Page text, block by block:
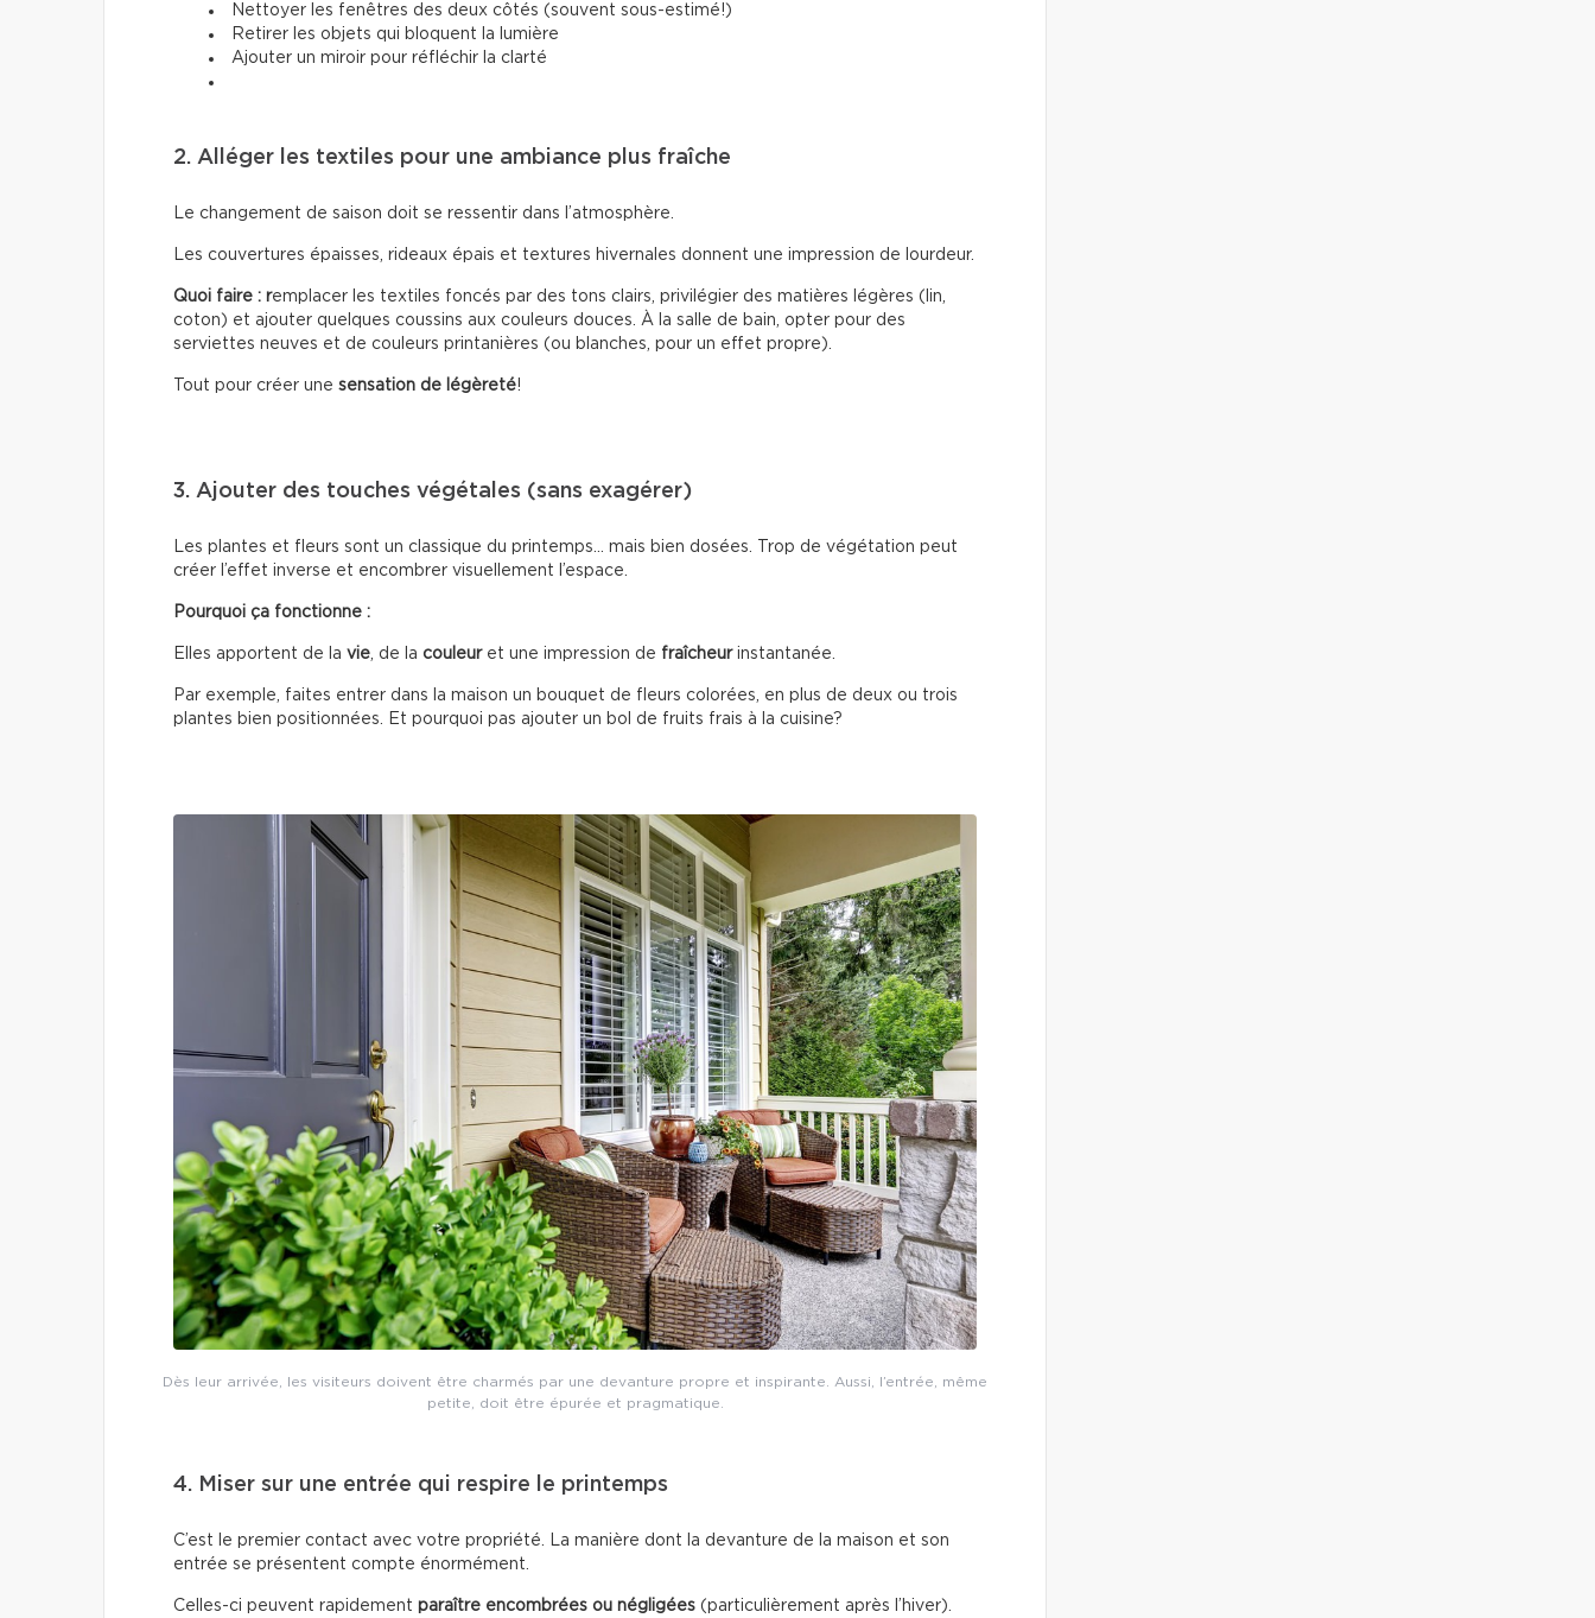
Nettoyer les fenêtres des deux côtés (souvent sous-estimé!)
Retirer les objets qui bloquent la lumière
Ajouter un miroir pour réfléchir la clarté
2. Alléger les textiles pour une ambiance plus fraîche
Le changement de saison doit se ressentir dans l’atmosphère.
Les couvertures épaisses, rideaux épais et textures hivernales donnent une impression de lourdeur.
Quoi faire : remplacer les textiles foncés par des tons clairs, privilégier des matières légères (lin,
coton) et ajouter quelques coussins aux couleurs douces. À la salle de bain, opter pour des
serviettes neuves et de couleurs printanières (ou blanches, pour un effet propre).
Tout pour créer une sensation de légèreté!
3. Ajouter des touches végétales (sans exagérer)
Les plantes et fleurs sont un classique du printemps… mais bien dosées. Trop de végétation peut
créer l’effet inverse et encombrer visuellement l’espace.
Pourquoi ça fonctionne :
Elles apportent de la vie , de la couleuret une impression de fraîcheurinstantanée.
Par exemple, faites entrer dans la maison un bouquet de fleurs colorées, en plus de deux ou trois
plantes bien positionnées. Et pourquoi pas ajouter un bol de fruits frais à la cuisine?
Dès leur arrivée, les visiteurs doivent être charmés par une devanture propre et inspirante. Aussi, l’entrée, même
petite, doit être épurée et pragmatique.
4. Miser sur une entrée qui respire le printemps
C’est le premier contact avec votre propriété. La manière dont la devanture de la maison et son
entrée se présentent compte énormément.
Celles-ci peuvent rapidement paraître encombrées ou négligées (particulièrement après l’hiver).